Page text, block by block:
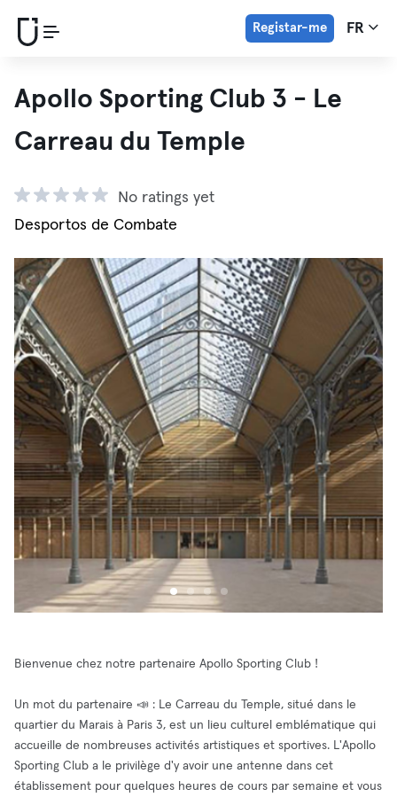
Registar-me FR
Apollo Sporting Club 3 - Le
Carreau du Temple
No ratings yet
Desportos de Combate
Bienvenue chez notre partenaire Apollo Sporting Club !
Un mot du partenaire 📣 : Le Carreau du Temple, situé dans le
quartier du Marais à Paris 3, est un lieu culturel emblématique qui
accueille de nombreuses activités artistiques et sportives. L'Apollo
Sporting Club a le privilège d'y avoir une antenne dans cet
établissement pour quelques heures de cours par semaine et vous